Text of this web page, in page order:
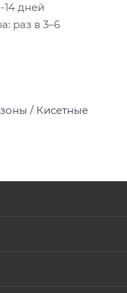
14 дней
раз в 3–6
/ Кисетные